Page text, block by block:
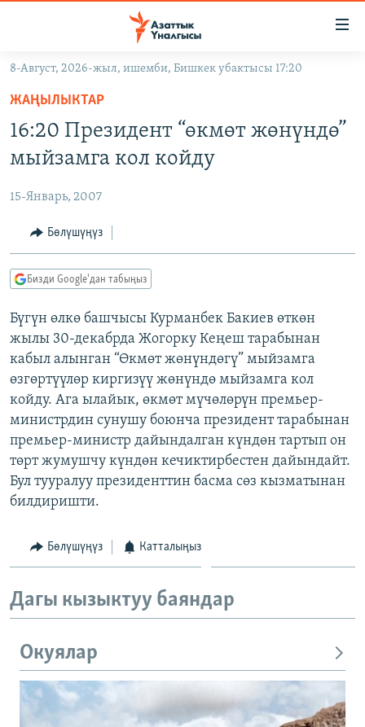
Навигацияга
өтүңүз
салыңызКЫРГЫЗСТАН
ЭКОНОМИКА
МАДАНИЯТ
БОРБОР АЗИЯ
АТАЙЫН ИЛИКТӨӨ
ТВ ПРОГРАММАЛАР
ЭКСПЕРТТЕР ТАЛДАЙТ
БИЗ ЖАНА ДҮЙНӨ
ДАНИСТЕ
ЭЖЕ-СИҢДИЛЕР
АЗАТТЫК+
ЫҢГАЙСЫЗ СУРООЛОР
ӨЗГӨЧӨ ПИКИР
Русский
ОНЛАЙН ШЕРИНЕ
ЭЕ/АРнун бардык сайттары
8-Август, 2026-жыл, ишемби, Бишкек убактысы 17:20
ЖАҢЫЛЫКТАР
16:20 Президент “өкмөт жөнүндө”
мыйзамга кол койду
15-Январь, 2007
Бөлүшүңүз
Бизди Google'дан табыңыз
Бүгүн өлкө башчысы Курманбек Бакиев өткөн
жылы 30-декабрда Жогорку Кеңеш тарабынан
кабыл алынган “Өкмөт жөнүндөгү” мыйзамга
өзгөртүүлөр киргизүү жөнүндө мыйзамга кол
койду. Ага ылайык, өкмөт мүчөлөрүн премьер-
министрдин сунушу боюнча президент тарабынан
премьер-министр дайындалган күндөн тартып он
төрт жумушчу күндөн кечиктирбестен дайындайт.
Бул тууралуу президенттин басма сөз кызматынан
билдиришти.
Бөлүшүңүз Катталыңыз
Дагы кызыктуу баяндар
Окуялар